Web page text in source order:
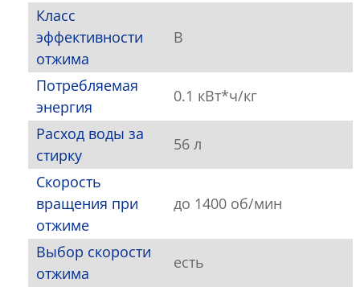
Класс
эффективности
отжима
B
Потребляемая
энергия
0.1 кВт*ч/кг
Расход воды за
стирку
56 л
Скорость
вращения при
отжиме
до 1400 об/мин
Выбор скорости
отжима
есть